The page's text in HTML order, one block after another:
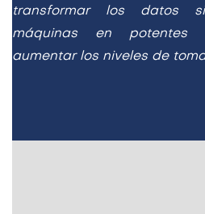
transformar los datos
máquinas en potentes
aumentar los niveles de